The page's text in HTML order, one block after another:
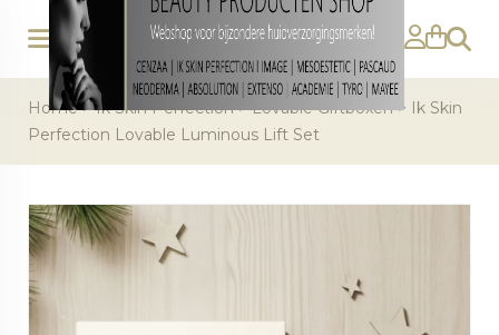
Home>Ik Skin Perfection>Lovable Giftboxen> Ik Skin
Perfection Lovable Luminous Lift Set